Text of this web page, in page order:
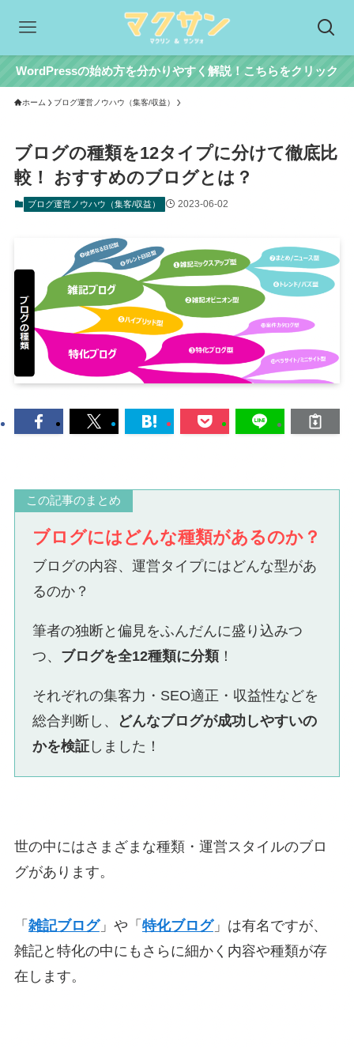
WordPressの始め方を分かりやすく解説！こちらをクリック
ホーム ブログ運営ノウハウ（集客/収益）
ブログの種類を12タイプに分けて徹底比
較！ おすすめのブログとは？
ブログ運営ノウハウ（集客/収益） 2023-06-02
この記事のまとめ
ブログにはどんな種類があるのか？
ブログの内容、運営タイプにはどんな型があ
るのか？
筆者の独断と偏見をふんだんに盛り込みつ
つ、 ブログを全12種類に分類！
それぞれの集客力・SEO適正・収益性などを
総合判断し、
どんなブログが成功しやすいの
かを検証 しました！
世の中にはさまざまな種類・運営スタイルのブロ
グがあります。
「 雑記ブログ」や「 特化ブログ」は有名ですが、
雑記と特化の中にもさらに細かく内容や種類が存
在します。